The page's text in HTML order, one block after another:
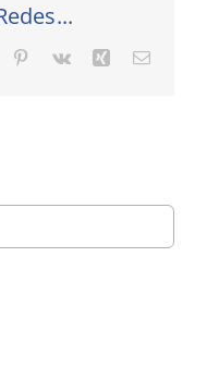
Pinterest
Vk XingCorreo